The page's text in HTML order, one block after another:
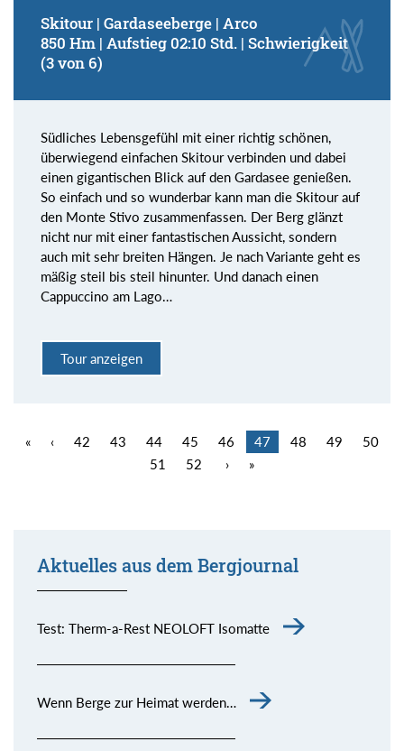
Skitour | Gardaseeberge | Arco
850 Hm | Aufstieg 02:10 Std. | Schwierigkeit
(3 von 6)
Südliches Lebensgefühl mit einer richtig schönen,
überwiegend einfachen Skitour verbinden und dabei
einen gigantischen Blick auf den Gardasee genießen.
So einfach und so wunderbar kann man die Skitour auf
den Monte Stivo zusammenfassen. Der Berg glänzt
nicht nur mit einer fantastischen Aussicht, sondern
auch mit sehr breiten Hängen. Je nach Variante geht es
mäßig steil bis steil hinunter. Und danach einen
Cappuccino am Lago…
Tour anzeigen
« ‹ 42 43 44 45 46 47 48 49
50
51
52 › »
Aktuelles aus dem Bergjournal
Test: Therm-a-Rest NEOLOFT Isomatte
Wenn Berge zur Heimat werden…